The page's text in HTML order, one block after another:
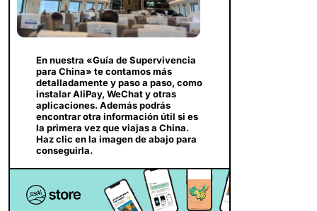
En nuestra «Guía de Supervivencia
para China» te contamos más
detalladamente y paso a paso, como
instalar AliPay, WeChat y otras
aplicaciones. Además podrás
encontrar otra información útil si es
la primera vez que viajas a China.
Haz clic en la imagen de abajo para
conseguirla.